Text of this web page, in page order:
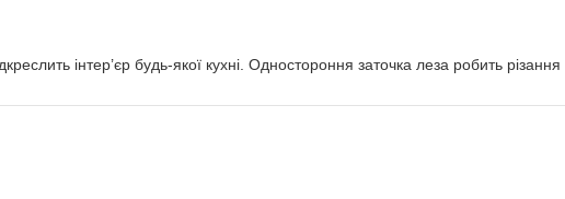
інтер’єр будь-якої кухні. Одностороння заточка леза робить різання